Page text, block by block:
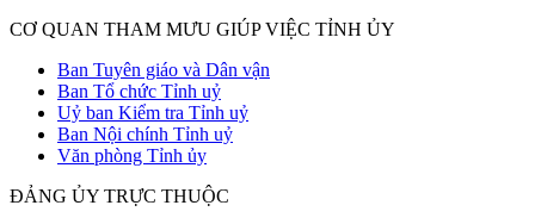
CƠ QUAN THAM MƯU GIÚP VIỆC TỈNH ỦY
Ban Tuyên giáo và Dân vận
Ban Tổ chức Tỉnh uỷ
Uỷ ban Kiểm tra Tỉnh uỷ
Ban Nội chính Tỉnh uỷ
Văn phòng Tỉnh ủy
ĐẢNG ỦY TRỰC THUỘC